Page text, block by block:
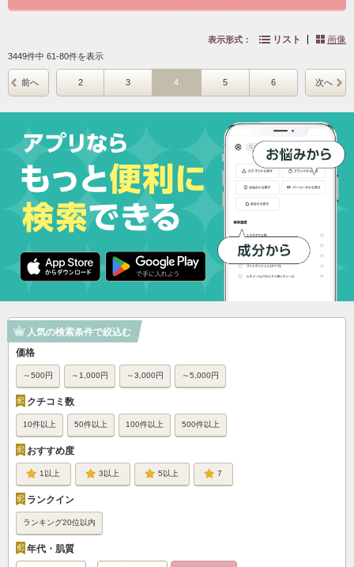
表示形式： リスト 画像
3449件中 61-80件を表示
2 3 4 5 6
前へ 次へ
人気の検索条件で絞込む
価格
～500円 ～1,000円 ～3,000円 ～5,000円
クチコミ数
10件以上 50件以上 100件以上 500件以上
おすすめ度
1 3 5 7
ランクイン
ランキング20位以内
年代・肌質